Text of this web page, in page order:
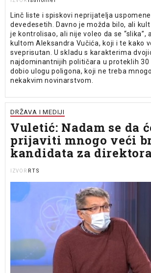
Linč liste i spiskovi neprijatelja
devedesetih. Davno je možda bilo, ali
je kontrolisao, ali nije voleo da se “slika”,
kultom Aleksandra Vučića, koji i te kako
sveprisutan. U skladu s karakterima
najdominantnijih političara u proteklih 30
dobio ulogu poligona, koji ne treba
nekakvim novinarstvom.
DRŽAVA I MEDIJI
Vuletić: Nadam se da
prijaviti mnogo veći
kandidata za
IZVOR RTS